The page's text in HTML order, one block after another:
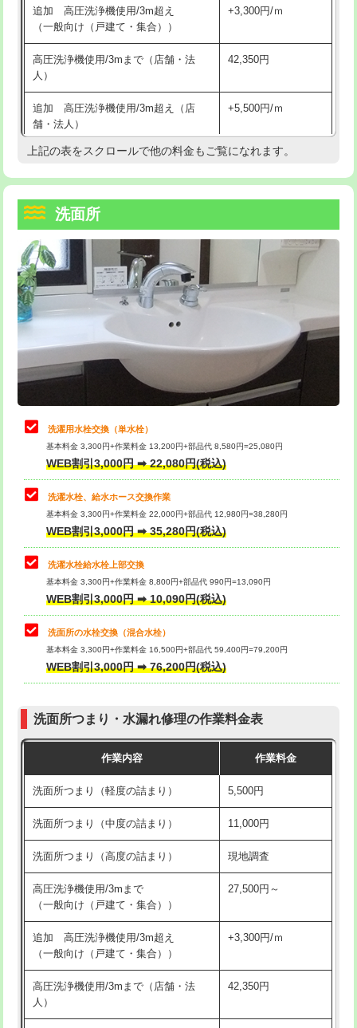
マス交換（深さ50㎝以上） 66,000円
コンクリート斫り（厚さ10㎝まで） 27,500円
コンクリート斫り（厚さ10㎝超え）
モルタル補修（厚さ10㎝まで）
モルタル補修（厚さ10㎝超え） 38,500円
洗面台設置 38,500円
追加人工
廃棄・処分 現場見積
※給水管工事は20mmまでの価格です。
持込商品取付（混合水栓） 16,500円
給水管工事※（ホール加工)
給水管工事※（バンド止め) 3,300円
給水管工事※（支持金具設置) 5,500円
給水管工事※（保温材使用（バンド止
め込み）)
5,500円
給水管工事※（土の掘削・埋め戻し作
業)
11,000円
給水管工事※（塩ビ管（VP・HI）使
用/3ｍまで)
33,000円
給水管工事※（塩ビ管（VP・HI）使
用（追加）/3ｍ超え)
給水管工事※（ライニング鋼管・銅
管・ポリ管・HT管使用/3ｍまで)
44,000円
給水管工事※（ライニング鋼管・銅
管・ポリ管・HT管使用/3ｍ超え)
排水管工事（土の掘削・埋め戻し作
業）
排水管工事（排水管工事/3ｍまで） 55,000円
排水管工事（追加 排水管工事/3ｍ超
え）
マス交換（土の掘削・埋め戻し作業）
マス交換（深さ50㎝未満）
マス交換（深さ50㎝以上）
モルタル補修（厚さ10㎝まで） 27,500円
モルタル補修（厚さ10㎝超え） 38,500円
洗面台設置 38,500円
バスタブ設置 現場見積
追加人工 16,500円
廃棄・処分
※給水管工事は20mmまでの価格です。
追加 高圧洗浄機使用/3m超え
（一般向け（戸建て・集合））
+3,300円/ｍ
高圧洗浄機使用/3mまで（店舗・法
人）
42,350円
追加 高圧洗浄機使用/3m超え（店
舗・法人）
+5,500円/ｍ
高度高圧洗浄換 現地調査
トーラー機使用/3mまで
追加トーラー機使用/3m超え +3,300円
カメラ調査 33,000円
桝清掃
止水・漏水調査・防水処理・清掃・修
理・調整・分解・加工など（軽作業）
11,000円
止水・漏水調査・防水処理・清掃・修
理・調整・分解・加工など（中作業）
22,000円
止水・漏水調査・防水処理・清掃・修
理・調整・分解・加工など（重作業）
33,000円
キッチンタンク脱着
その他部品の脱着
交換・取付（タンク）
交換・取付(単水栓（壁付・デッキ
式）)
交換・取付(混合水栓（壁付・デッキ
式・ワンホール）)
16,500円+材料費
（P/S/ポップアップ））
交換・取付（その他部品） 11,000円+材料費
持込商品取付（単水栓） 13,200円
持込商品取付（混合水栓） 16,500円
持込商品取付（浄水器・分岐水栓） 16,500円
給水管工事※（ホール加工) 16,500円
給水管工事※（バンド止め)
給水管工事※（支持金具設置) 5,500円
給水管工事※（保温材使用（バンド止
め込み）)
5,500円
給水管工事※（土の掘削・埋め戻し作
11,000円
上記の表をスクロールで他の料金もご覧になれます。
洗面所
洗濯用水栓交換（単水栓）
基本料金 3,300円+作業料金 13,200円+部品代 8,580円=25,080円
WEB割引3,000円 ➡ 22,080円(税込)
洗濯水栓、給水ホース交換作業
基本料金 3,300円+作業料金 22,000円+部品代 12,980円=38,280円
WEB割引3,000円 ➡ 35,280円(税込)
洗濯水栓給水栓上部交換
基本料金 3,300円+作業料金 8,800円+部品代 990円=13,090円
WEB割引3,000円 ➡ 10,090円(税込)
洗面所の水栓交換（混合水栓）
基本料金 3,300円+作業料金 16,500円+部品代 59,400円=79,200円
WEB割引3,000円 ➡ 76,200円(税込)
洗面所つまり・水漏れ修理の作業料金表
作業内容 作業料金
洗面所つまり（軽度の詰まり） 5,500円
洗面所つまり（中度の詰まり） 11,000円
洗面所つまり（高度の詰まり） 現地調査
高圧洗浄機使用/3mまで
（一般向け（戸建て・集合））
27,500円～
追加 高圧洗浄機使用/3m超え
（一般向け（戸建て・集合））
+3,300円/ｍ
高圧洗浄機使用/3mまで（店舗・法
人）
42,350円